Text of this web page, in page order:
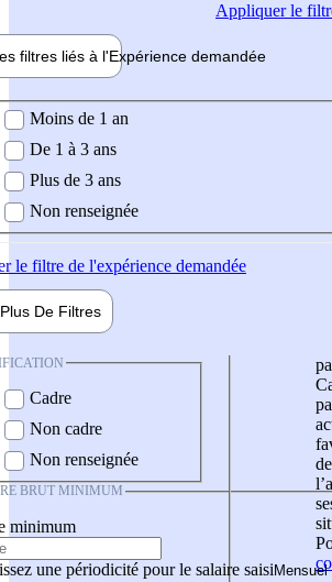
Appliquerle
filtres liés à l'Expérience demandée
demandée
Moins de 1 an
De 1 à 3 ans
Plus de 3 ans
Non renseignée
le filtre de l'expérience demandée
Plus De Filtres
Cadre
Non cadre
Non renseignée
BRUT MINIMUM
minimum
une périodicité pour le salaire saisi